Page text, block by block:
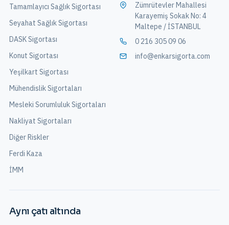
Tamamlayıcı Sağlık Sigortası
Seyahat Sağlık Sigortası
DASK Sigortası
Konut Sigortası
Yeşilkart Sigortası
Mühendislik Sigortaları
Mesleki Sorumluluk Sigortaları
Nakliyat Sigortaları
Diğer Riskler
Ferdi Kaza
İMM
Zümrütevler Mahallesi
Karayemiş Sokak No: 4
Maltepe / İSTANBUL
0 216 305 09 06
info@enkarsigorta.com
Aynı çatı altında